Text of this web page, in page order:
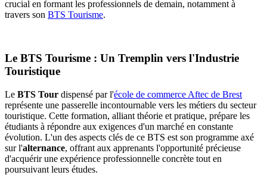
crucial en formant les professionnels de demain, notamment à
travers son BTS Tourisme.
Le BTS Tourisme : Un Tremplin vers l'Industrie
Touristique
Le BTS Tour dispensé par l'école de commerce Aftec de Brest
représente une passerelle incontournable vers les métiers du secteur
touristique. Cette formation, alliant théorie et pratique, prépare les
étudiants à répondre aux exigences d'un marché en constante
évolution. L'un des aspects clés de ce BTS est son programme axé
sur l'alternance, offrant aux apprenants l'opportunité précieuse
d'acquérir une expérience professionnelle concrète tout en
poursuivant leurs études.